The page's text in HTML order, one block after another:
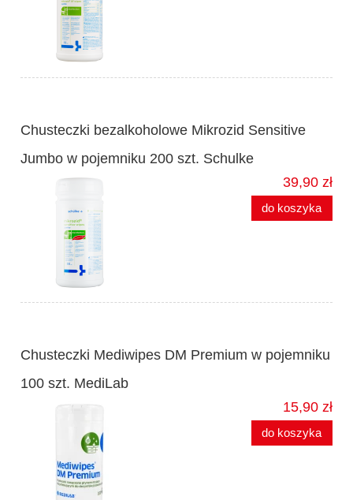
Chusteczki bezalkoholowe Mikrozid Sensitive
Jumbo w pojemniku 200 szt. Schulke
39,90 zł
do koszyka
Chusteczki Mediwipes DM Premium w pojemniku
100 szt. MediLab
15,90 zł
do koszyka